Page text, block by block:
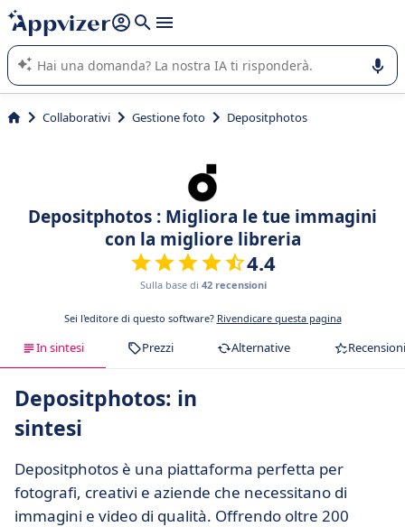
righe con
shift + enter
L'IA di Appvizer vi guida nell'utilizzo o nella scelta di un
software SaaS per la vostra azienda.
Collaborativi Gestione foto Depositphotos
Depositphotos : Migliora le tue immagini
con la migliore libreria
4.4
Sulla base di 42 recensioni
Sei l'editore di questo software? Rivendicare questa pagina
In sintesi Prezzi Alternative Recensioni
Depositphotos: in
sintesi
Depositphotos è una piattaforma perfetta per
fotografi, creativi e aziende che necessitano di
immagini e video di qualità. Offrendo oltre 200